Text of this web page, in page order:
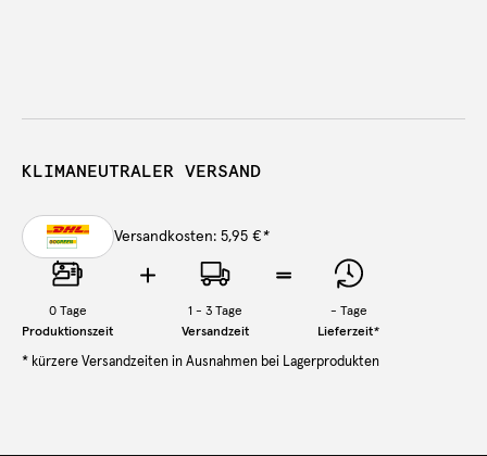
KLIMANEUTRALER VERSAND
Versandkosten: 5,95 €*
0Tage
Produktionszeit
1 - 3 Tage
Versandzeit
- Tage
Lieferzeit*
* kürzere Versandzeiten in Ausnahmen bei Lagerprodukten